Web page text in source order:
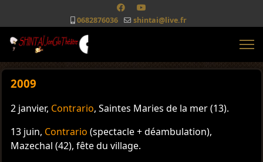
0682876036 shintai@live.fr
2009
2 janvier, Contrario, Saintes Maries de la mer (13).
13 juin, Contrario (spectacle + déambulation),
Mazechal (42), fête du village.